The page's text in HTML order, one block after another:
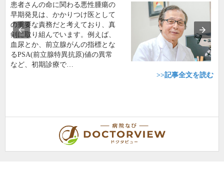
患者さんの命に関わる悪性腫瘍の
早期発見は、かかりつけ医として
の重要な責務だと考えており、真
剣に取り組んでいます。例えば、
血尿とか、前立腺がんの指標とな
るPSA(前立腺特異抗原)値の異常
など、初期診療で…
>>記事全文を読む